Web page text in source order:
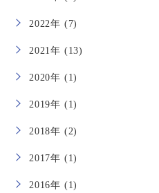
2022年 (7)
2021年 (13)
2020年 (1)
2019年 (1)
2018年 (2)
2017年 (1)
2016年 (1)